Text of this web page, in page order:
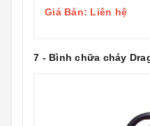
Giá Bán: Liên hệ
7 - Bình chữa cháy